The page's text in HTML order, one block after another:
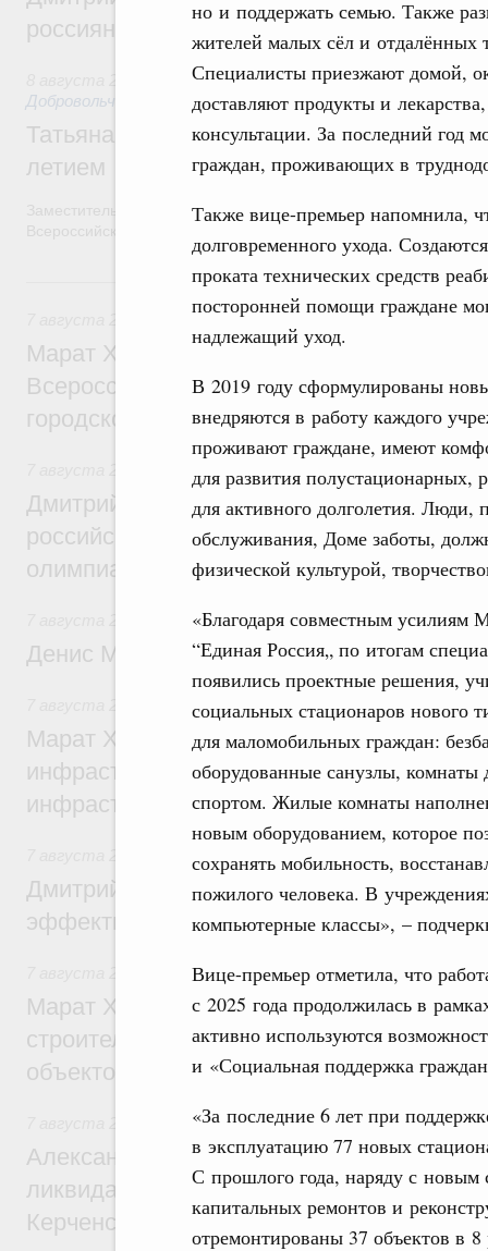
но и поддержать семью. Также
жителей малых сёл и отдалённых
Специалисты приезжают домой,
доставляют продукты и
консультации. За последний год
граждан, проживающих в
Также вице-премьер напомнила,
долговременного ухода.
проката технических средств
посторонней помощи граждане
надлежащий уход.
В 2019 году сформулированы
внедряются в работу каждого
проживают граждане, имеют
для развития полустационарных,
для активного долголетия.
обслуживания, Доме заботы,
физической культурой,
«Благодаря совместным
“Единая Россия„ по итогам
появились проектные решения,
социальных стационаров нового
для маломобильных граждан:
оборудованные санузлы, комнаты
спортом. Жилые комнаты
новым оборудованием, которое
сохранять мобильность,
пожилого человека. В
компьютерные классы», –
Вице-премьер отметила, что
с 2025 года продолжилась в
активно используются
и «Социальная поддержка
«За последние 6 лет при
в эксплуатацию 77 новых
С прошлого года, наряду с новым
капитальных ремонтов и
отремонтированы 37 объектов в
россиян с Днём физкультурника
Социальные инновации. Некоммерческие
Добровольчество и волонтёрство. Благотворительность
Татьяна Голикова поздравила
летием
Заместитель Председателя Правительства Татьяна Голикова
Всероссийского общественного движения «Волонтёры-
7 августа, пятница
Экономика городов. Городская среда
Марат Хуснуллин провёл заседание
Всероссийского конкурса лучших
городской среды
Дмитрий Чернышенко и Сергей Кравцов
российскую сборную с победой на
олимпиаде по искусственному
Общие вопросы промышленной политики
Денис Мантуров посетил Ярославскую
Бюджеты субъектов Федерации.
Марат Хуснуллин: 15 объектов
инфраструктуры построили и обновили
инфраструктурным кредитам
Развитие сельских территорий
Дмитрий Патрушев: Синхронизация
эффективность поддержки сельских
Экономика городов. Городская среда
Марат Хуснуллин: «Единый заказчик»
строительство и реконструкцию более
объектов
Чрезвычайные ситуации и ликвидация их
Александр Козлов провёл заседание
ликвидации последствий чрезвычайной
Керченском проливе